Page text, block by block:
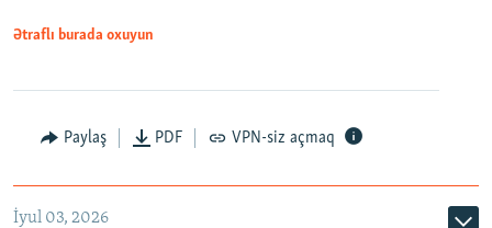
Auto 240p 360p 480p
720p 1080p
Ətraflı burada oxuyun
Paylaş PDF VPN-siz açmaq
İyul 03, 2026